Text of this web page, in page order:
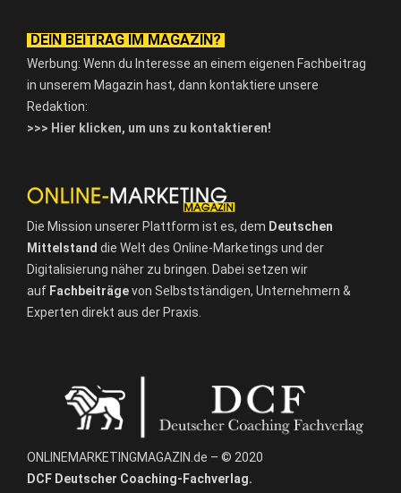
DEIN BEITRAG IM MAGAZIN?
Werbung: Wenn du Interesse an einem eigenen Fachbeitrag
in unserem Magazin hast, dann kontaktiere unsere
Redaktion:
>>> Hier klicken, um uns zu kontaktieren!
Die Mission unserer Plattform ist es, dem Deutschen
Mittelstand die Welt des Online-Marketings und der
Digitalisierung näher zu bringen. Dabei setzen wir
auf Fachbeiträgevon Selbstständigen, Unternehmern &
Experten direkt aus der Praxis.
ONLINEMARKETINGMAGAZIN.de – © 2020
DCF Deutscher Coaching-Fachverlag.